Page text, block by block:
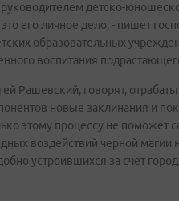
детско-
его личное дело, - пишет
образовательных
воспитания
Рашевский, говорят,
новые заклинания и
этому процессу не
воздействий черной
устроившихся за счет